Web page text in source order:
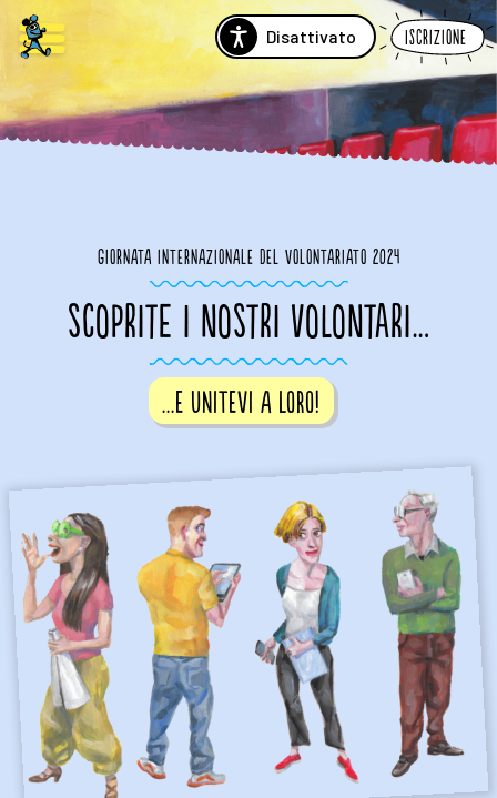
Disattivato Iscrizione
Giornata internazionale del volontariato 2024
SCOPRITE I NOSTRI VOLONTARI…
...e unitevi a loro!